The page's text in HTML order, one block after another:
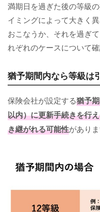
満期日を過ぎた後の等級
イミングによって大きく
おこなうか、それを過ぎ
れぞれのケースについて
猶予期間内なら等級は
保険会社が設定する猶予
以内）に更新手続きを行
き継がれる可能性がありま